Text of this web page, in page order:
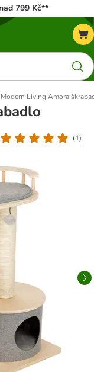
799 Kč**
Modern Living Amora
(1)